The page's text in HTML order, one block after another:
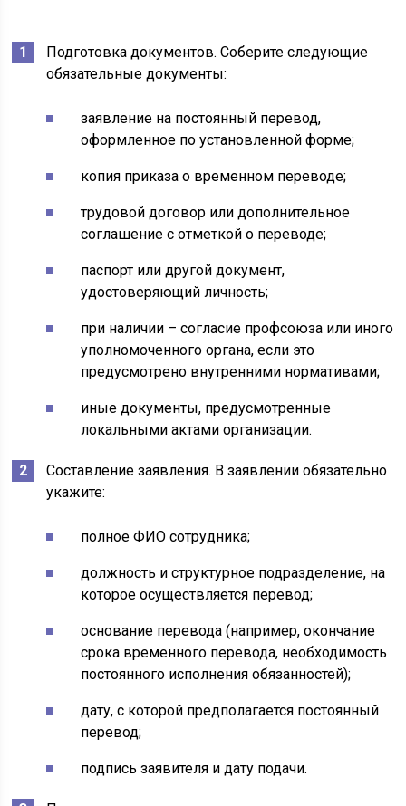
Подготовка документов. Соберите следующие
обязательные документы:
заявление на постоянный перевод,
оформленное по установленной форме;
копия приказа о временном переводе;
трудовой договор или дополнительное
соглашение с отметкой о переводе;
паспорт или другой документ,
удостоверяющий личность;
при наличии – согласие профсоюза или иного
уполномоченного органа, если это
предусмотрено внутренними нормативами;
иные документы, предусмотренные
локальными актами организации.
Составление заявления. В заявлении обязательно
укажите:
полное ФИО сотрудника;
должность и структурное подразделение, на
которое осуществляется перевод;
основание перевода (например, окончание
срока временного перевода, необходимость
постоянного исполнения обязанностей);
дату, с которой предполагается постоянный
перевод;
подпись заявителя и дату подачи.